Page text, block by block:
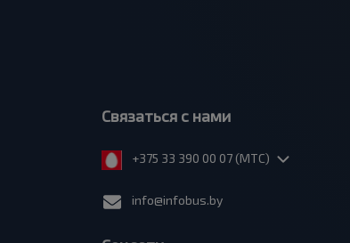
Связаться с нами
+375 33 390 00 07 (МТС)
info@infobus.by